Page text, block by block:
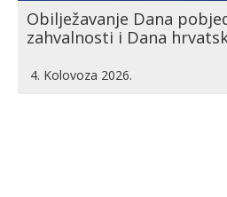
Obilježavanje Dana
zahvalnosti i Dana
4. Kolovoza 2026.